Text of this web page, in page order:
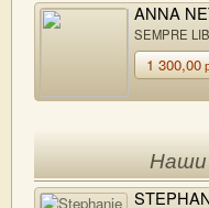
ANNA
SEMPRE
1 300,00
Наши